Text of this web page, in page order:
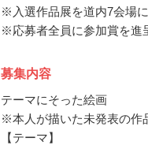
※入選作品展を道内7会場
※応募者全員に参加賞を進
募集内容
テーマにそった絵画
※本人が描いた未発表の作
【テーマ】